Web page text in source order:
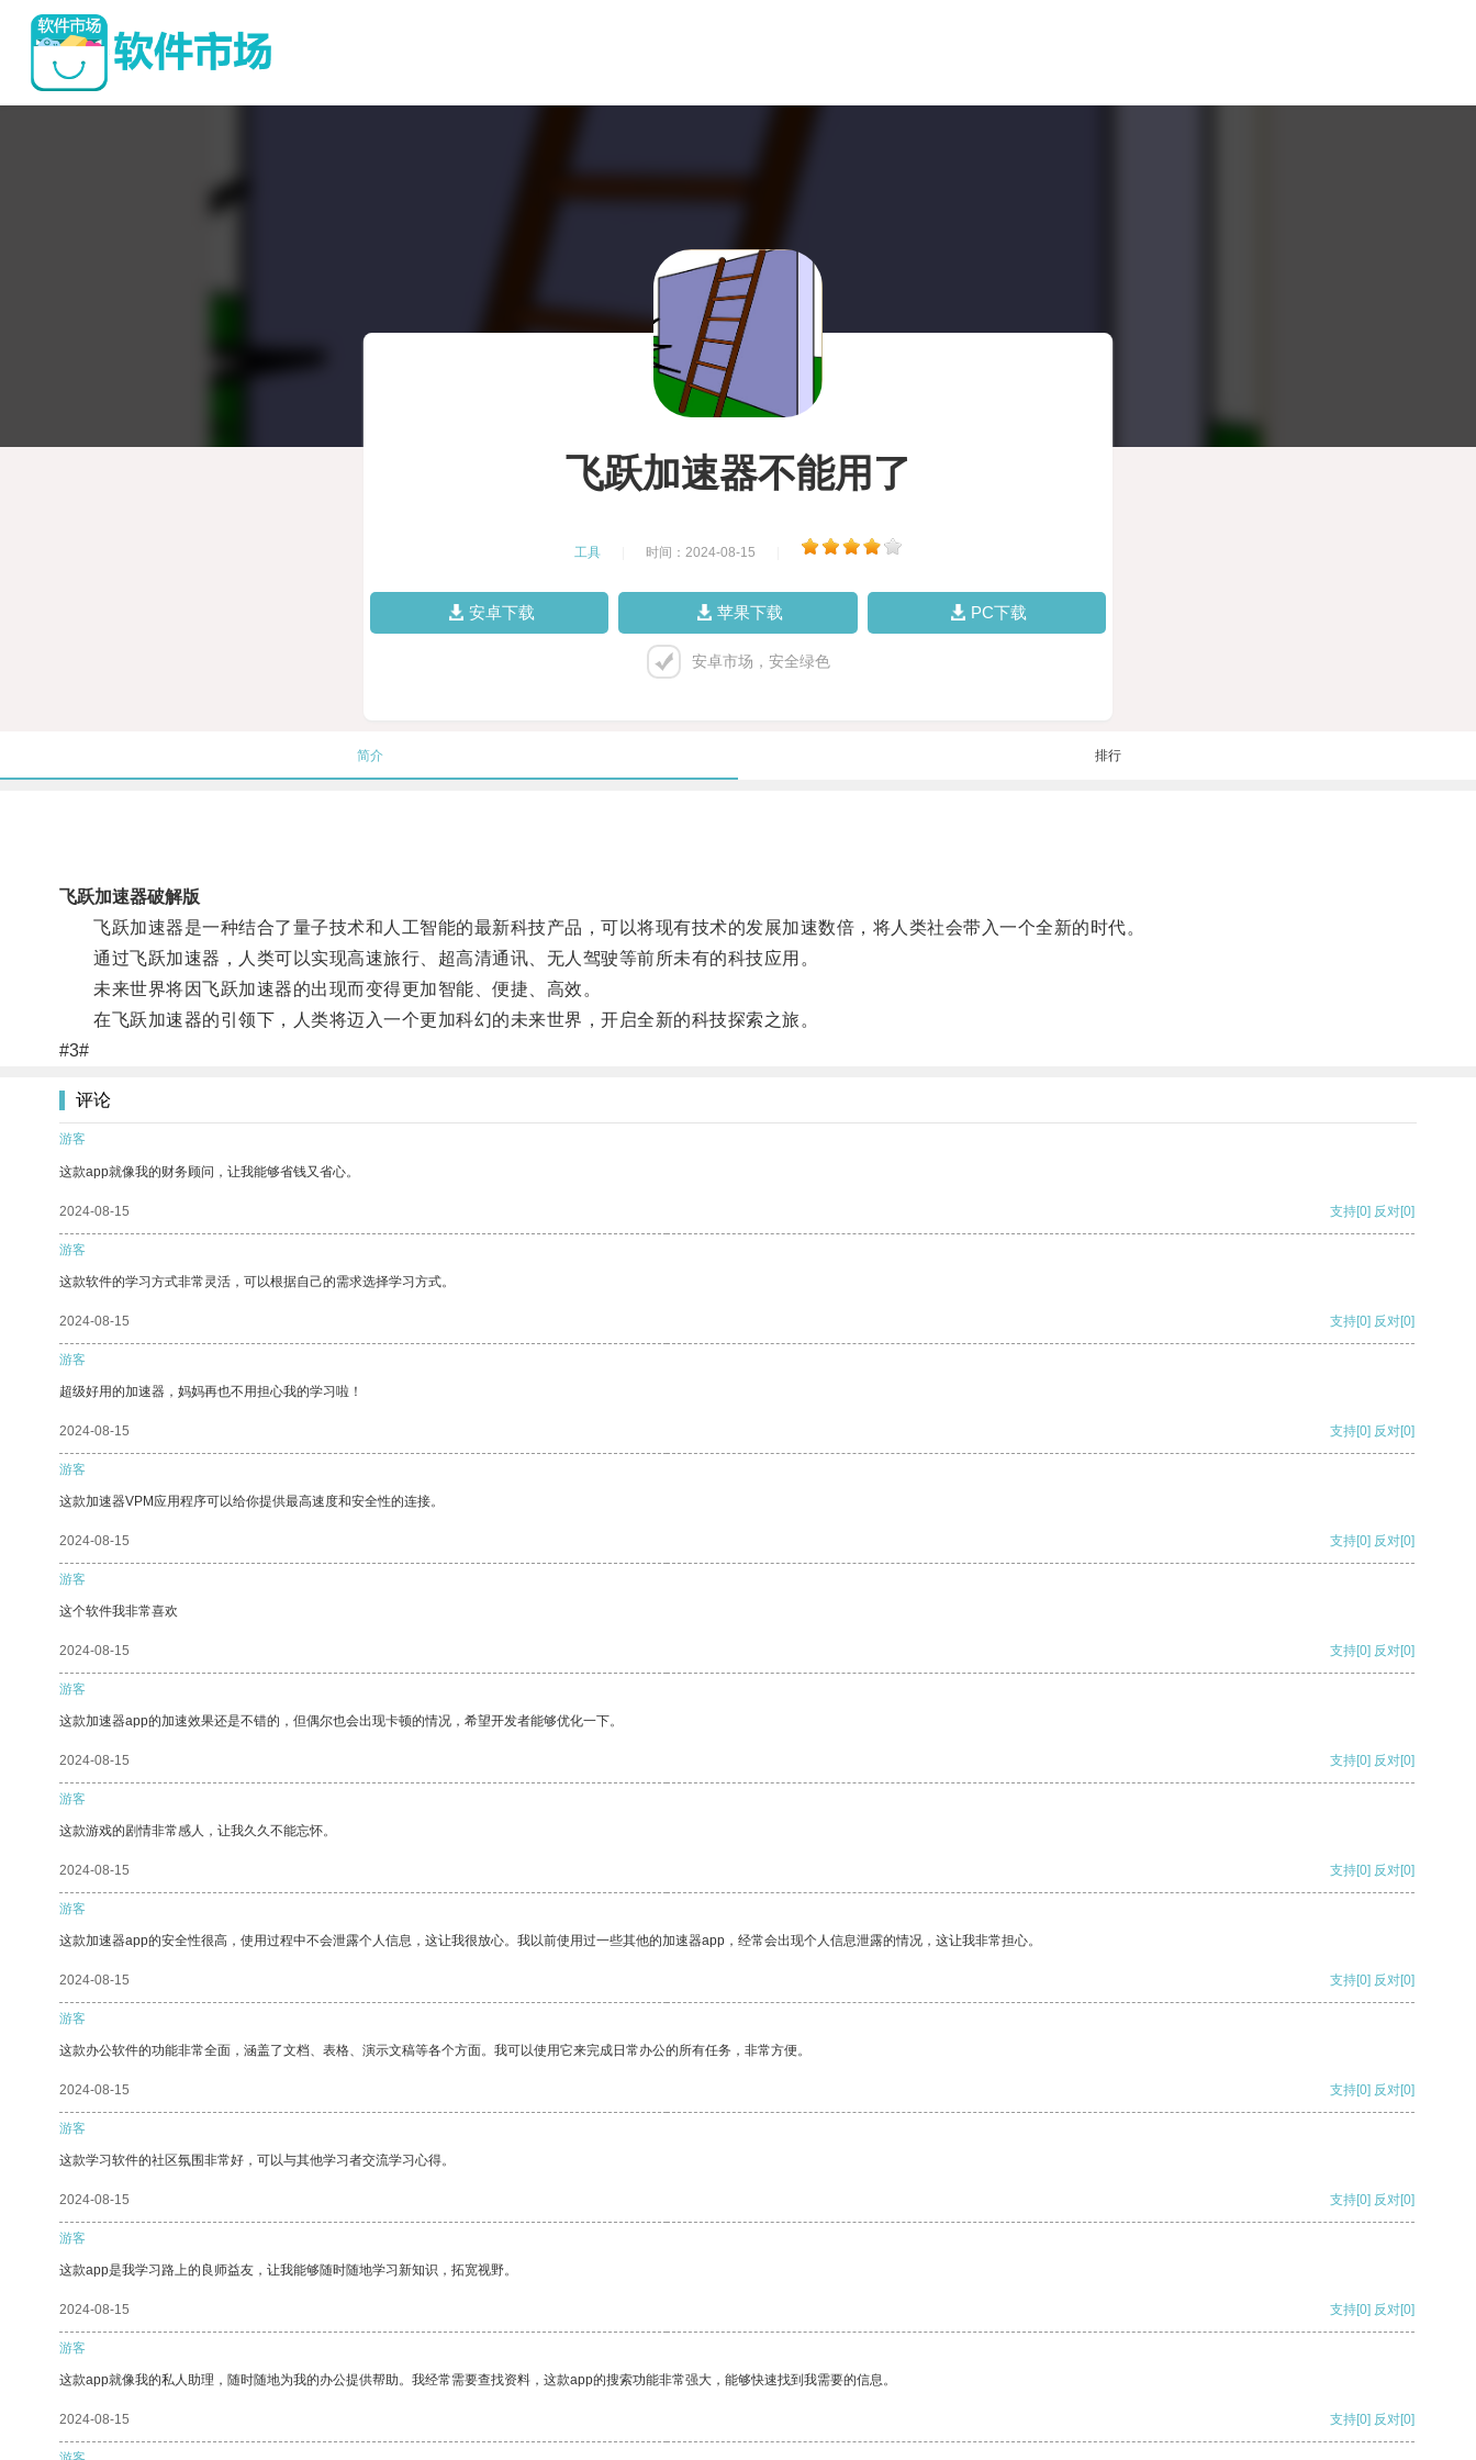
飞跃加速器不能用了
工具 时间：2024-08-15
安卓下载 苹果下载 PC下载
安卓市场，安全绿色
简介 排行
飞跃加速器破解版
飞跃加速器是一种结合了量子技术和人工智能的最新科技产品，可以将现有技术的发展加速数倍，将人类社会带入一个全新的时代。
通过飞跃加速器，人类可以实现高速旅行、超高清通讯、无人驾驶等前所未有的科技应用。
未来世界将因飞跃加速器的出现而变得更加智能、便捷、高效。
在飞跃加速器的引领下，人类将迈入一个更加科幻的未来世界，开启全新的科技探索之旅。
#3#
评论
游客
这款app就像我的财务顾问，让我能够省钱又省心。
2024-08-15 支持[0] 反对[0]
游客
这款软件的学习方式非常灵活，可以根据自己的需求选择学习方式。
2024-08-15 支持[0] 反对[0]
游客
超级好用的加速器，妈妈再也不用担心我的学习啦！
2024-08-15 支持[0] 反对[0]
游客
这款加速器VPM应用程序可以给你提供最高速度和安全性的连接。
2024-08-15 支持[0] 反对[0]
游客
这个软件我非常喜欢
2024-08-15 支持[0] 反对[0]
游客
这款加速器app的加速效果还是不错的，但偶尔也会出现卡顿的情况，希望开发者能够优化一下。
2024-08-15 支持[0] 反对[0]
游客
这款游戏的剧情非常感人，让我久久不能忘怀。
2024-08-15 支持[0] 反对[0]
游客
这款加速器app的安全性很高，使用过程中不会泄露个人信息，这让我很放心。我以前使用过一些其他的加速器app，经常会出现个人信息泄露的情况，这让我非常担心。
2024-08-15 支持[0] 反对[0]
游客
这款办公软件的功能非常全面，涵盖了文档、表格、演示文稿等各个方面。我可以使用它来完成日常办公的所有任务，非常方便。
2024-08-15 支持[0] 反对[0]
游客
这款学习软件的社区氛围非常好，可以与其他学习者交流学习心得。
2024-08-15 支持[0] 反对[0]
游客
这款app是我学习路上的良师益友，让我能够随时随地学习新知识，拓宽视野。
2024-08-15 支持[0] 反对[0]
游客
这款app就像我的私人助理，随时随地为我的办公提供帮助。我经常需要查找资料，这款app的搜索功能非常强大，能够快速找到我需要的信息。
2024-08-15 支持[0] 反对[0]